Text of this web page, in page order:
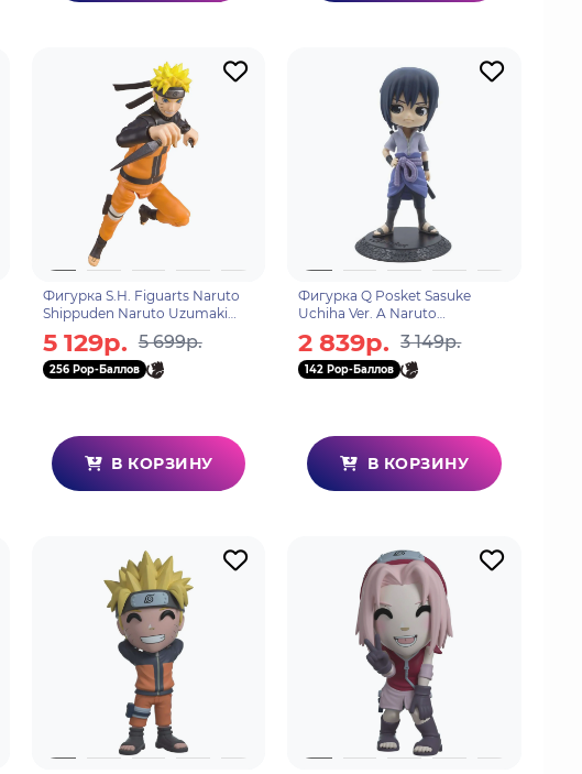
Фигурка S.H. Figuarts Naruto
Shippuden Naruto Uzumaki
Ver.) 618771
5 129р. 5 699р.
256 Pop-Баллов
В КОРЗИНУ
Фигурка Q Posket Sasuke
Uchiha Ver. A Naruto
2 839р. 3 149р.
142 Pop-Баллов
В КОРЗИНУ